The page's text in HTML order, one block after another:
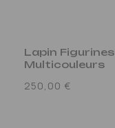
Lapin Figurines
Multicouleurs
Prix
250,00 €